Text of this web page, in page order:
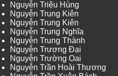
Nguyễn Triệu Hùng
Nguyễn Trung Kiên
Nguyễn Trung Kiên
Nguyễn Trung Nghĩa
Nguyễn Trung Thành
Nguyễn Trương Đại
Nguyễn Trường Oai
Nguyễn Trần Hoài Thương